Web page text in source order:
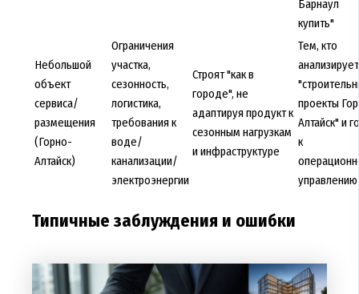
Барнаул
купить"
Небольшой
объект
сервиса/
размещения
(Горно-
Алтайск)
Ограничения
участка,
сезонность,
логистика,
требования к
воде/
канализации/
электроэнергии
Строят "как в
городе", не
адаптируя продукт к
сезонным нагрузкам
и инфраструктуре
Тем, кто
анализирует
проекты
Алтайск" и
к
управлению
Типичные заблуждения и ошибки